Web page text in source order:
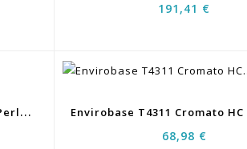
191,41 €
E
Nvirobase T451 Perlato Bianco Perla Extra Fine 0,5LT
68,98 €